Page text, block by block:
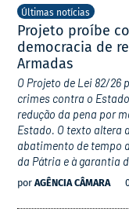
Últimas notícias
Projeto proíbe
democracia de
Armadas
O Projeto de Lei 82/26
crimes contra o
redução da pena por
Estado. O texto altera
abatimento de tempo
da Pátria e à garantia
por AGÊNCIA CÂMARA